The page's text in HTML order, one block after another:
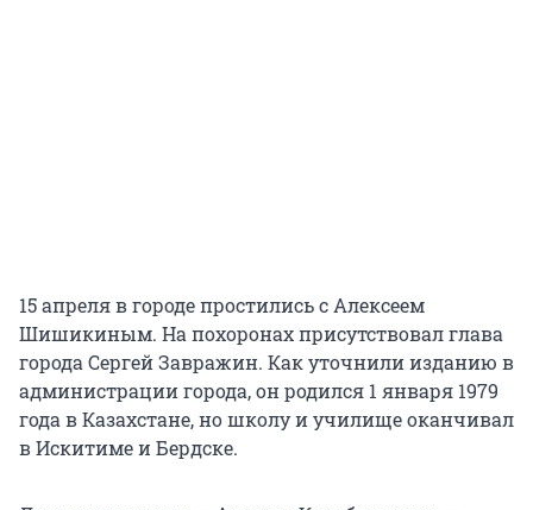
15 апреля в городе простились с Алексеем
Шишикиным. На похоронах присутствовал глава
города Сергей Завражин. Как уточнили изданию в
администрации города, он родился 1 января 1979
года в Казахстане, но школу и училище оканчивал
в Искитиме и Бердске.